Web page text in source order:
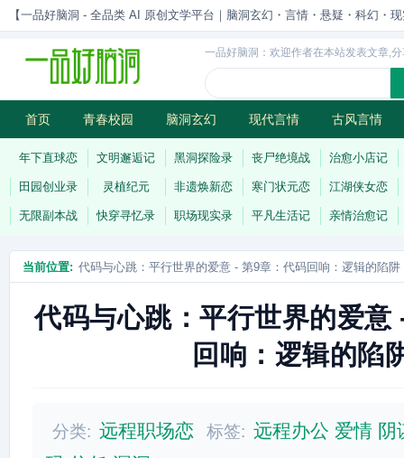
【一品好脑洞 - 全品类 AI 原创文学平台｜脑洞玄幻・言情・悬疑・科幻・
一品好脑洞：欢迎作者在本站发表文章,
首页 青春校园 脑洞玄幻 现代言情 古风言情
历史权谋 武侠江湖 灵异志怪 连载
年下直球恋 文明邂逅记 黑洞探险录 丧尸绝境战 治愈小店记
田园创业录 灵植纪元 非遗焕新恋 寒门状元恋 江湖侠女恋
无限副本战 快穿寻忆录 职场现实录 平凡生活记 亲情治愈记
当前位置: 代码与心跳：平行世界的爱意 - 第9章：代码回响：逻辑的陷阱
代码与心跳：平行世界的爱意
回响：逻辑的陷
分类: 远程职场恋 标签: 远程办公 爱情 阴